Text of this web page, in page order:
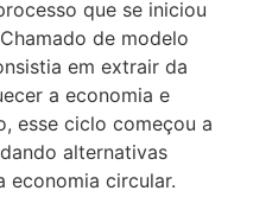
que se iniciou
de modelo
em extrair da
a economia e
esse ciclo começou a
alternativas
economia circular.